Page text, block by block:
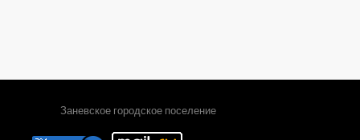
Заневское городское поселение